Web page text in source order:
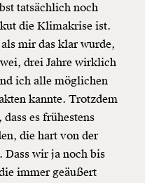
tatsächlich noch
die Klimakrise ist.
mir das klar wurde,
drei Jahre wirklich
ich alle möglichen
kannte. Trotzdem
es frühestens
die hart von der
wir ja noch bis
immer geäußert